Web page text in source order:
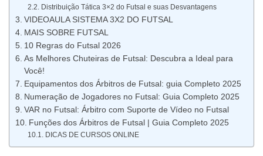
Distribuição Tática 3×2 do Futsal e suas Desvantagens
VIDEOAULA SISTEMA 3X2 DO FUTSAL
MAIS SOBRE FUTSAL
10 Regras do Futsal 2026
As Melhores Chuteiras de Futsal: Descubra a Ideal para
Você!
Equipamentos dos Árbitros de Futsal: guia Completo 2025
Numeração de Jogadores no Futsal: Guia Completo 2025
VAR no Futsal: Árbitro com Suporte de Vídeo no Futsal
Funções dos Árbitros de Futsal | Guia Completo 2025
DICAS DE CURSOS ONLINE